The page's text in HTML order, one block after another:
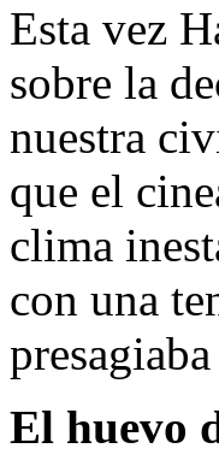
Esta vez
sobre la
nuestra
que el
clima
con una
El huevo